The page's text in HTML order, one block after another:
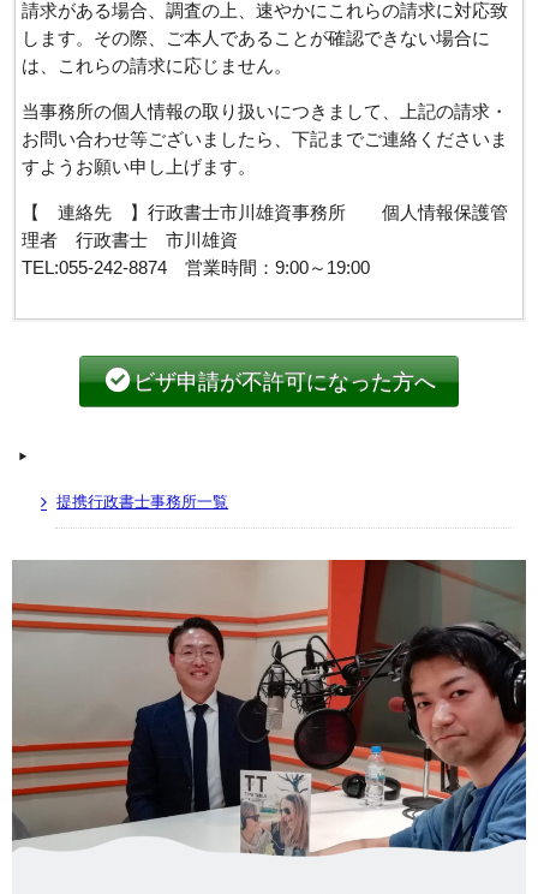
請求がある場合、調査の上、速やかにこれらの請求に対応致
します。その際、ご本人であることが確認できない場合に
は、これらの請求に応じません。
当事務所の個人情報の取り扱いにつきまして、上記の請求・
お問い合わせ等ございましたら、下記までご連絡くださいま
すようお願い申し上げます。
【 連絡先 】行政書士市川雄資事務所 個人情報保護管
理者 行政書士 市川雄資
TEL:055-242-8874 営業時間：9:00～19:00
ビザ申請が不許可になった方へ
提携行政書士事務所一覧